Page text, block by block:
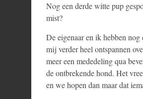
Nog een derde witte pup
mist?
De eigenaar en ik hebben
mij verder heel ontspannen
meer een mededeling qua
de ontbrekende hond. Het
en we hopen dan maar dat